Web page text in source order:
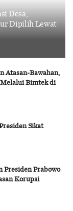
Desa,
Dipilih Lewat
Atasan-Bawahan,
Bimtek di
Sikat
Presiden Prabowo
Korupsi